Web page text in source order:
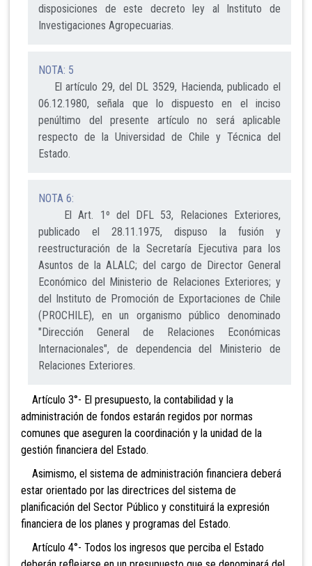
disposiciones de este decreto ley al Instituto de
Investigaciones Agropecuarias.
NOTA: 5
El artículo 29, del DL 3529, Hacienda, publicado el
06.12.1980, señala que lo dispuesto en el inciso
penúltimo del presente artículo no será aplicable
respecto de la Universidad de Chile y Técnica del
Estado.
NOTA 6:
El Art. 1º del DFL 53, Relaciones Exteriores,
publicado el 28.11.1975, dispuso la fusión y
reestructuración de la Secretaría Ejecutiva para los
Asuntos de la ALALC; del cargo de Director General
Económico del Ministerio de Relaciones Exteriores; y
del Instituto de Promoción de Exportaciones de Chile
(PROCHILE), en un organismo público denominado
"Dirección General de Relaciones Económicas
Internacionales", de dependencia del Ministerio de
Relaciones Exteriores.
Artículo 3°- El presupuesto, la contabilidad y la
administración de fondos estarán regidos por normas
comunes que aseguren la coordinación y la unidad de la
gestión financiera del Estado.
Asimismo, el sistema de administración financiera deberá
estar orientado por las directrices del sistema de
planificación del Sector Público y constituirá la expresión
financiera de los planes y programas del Estado.
Artículo 4°- Todos los ingresos que perciba el Estado